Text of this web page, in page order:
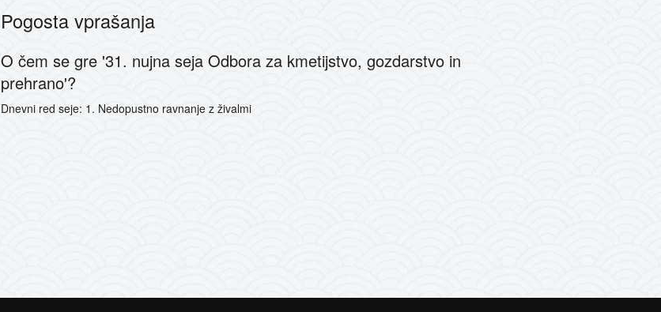
Pogosta vprašanja
O čem se gre '31. nujna seja Odbora za kmetijstvo, gozdarstvo in
prehrano'?
Dnevni red seje: 1. Nedopustno ravnanje z živalmi